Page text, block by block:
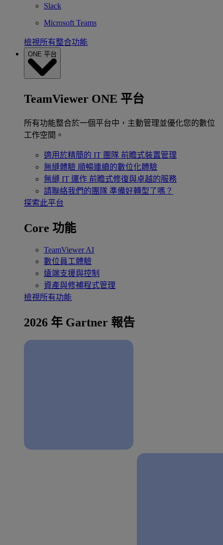
Slack
Microsoft Teams
檢視所有整合功能
ONE 平台
TeamViewer ONE 平台
所有功能整合於一個平台中，主動管理並優化您的數位
工作空間。
適用於精簡的 IT 團隊 前瞻式裝置管理
無縫體驗 順暢連續的數位化體驗
無縫 IT 運作 前瞻式修復與卓越的服務
請聯絡我們的團隊 準備好轉型了嗎？
探索此平台
Core 功能
TeamViewer AI
數位員工體驗
遠端支援與控制
資產與修補程式管理
檢視所有功能
2026 年 Gartner 報告